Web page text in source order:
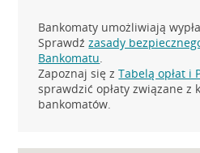
Bankomaty umożliwiają
Sprawdźzasady
Bankomatu.
Zapoznaj się zTabelą opłat i
sprawdzić opłaty związane z
bankomatów.